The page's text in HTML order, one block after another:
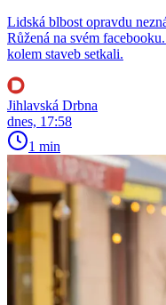
Lidská blbost opravdu
Růžená na svém
kolem staveb setkali.
Jihlavská Drbna
dnes, 17:58
1 min